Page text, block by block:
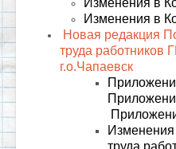
Изменения в
Изменения в
Новая редакция
труда
г.о.Чапаевск